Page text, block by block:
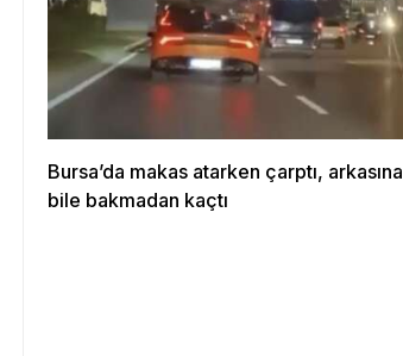
Bursa’da makas atarken çarptı, arkasına
bile bakmadan kaçtı